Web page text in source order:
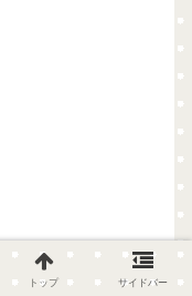
トップ サイドバー